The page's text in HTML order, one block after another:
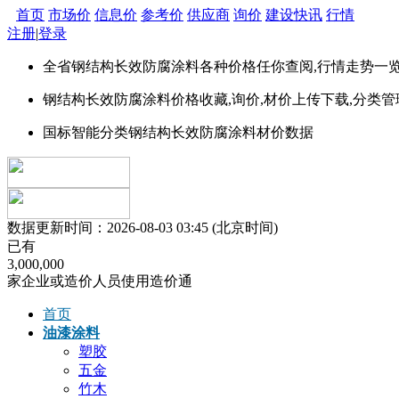
首页 市场价 信息价 参考价 供应商 询价 建设快讯 行情
注册|登录
全省钢结构长效防腐涂料各种价格任你查阅,行情走势一
钢结构长效防腐涂料价格收藏,询价,材价上传下载,分类管
国标智能分类钢结构长效防腐涂料材价数据
数据更新时间：2026-08-03 03:45 (北京时间)
已有
3,000,000
家企业或造价人员使用造价通
首页
油漆涂料
塑胶
五金
竹木